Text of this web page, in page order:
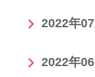
2022年07
2022年06